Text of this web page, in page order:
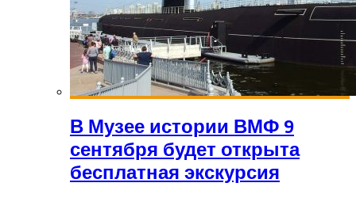
В Музее истории ВМФ 9
сентября будет открыта
бесплатная экскурсия